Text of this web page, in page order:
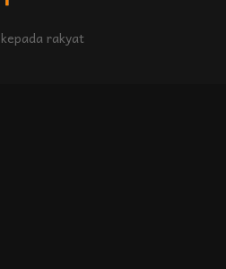
rakyat